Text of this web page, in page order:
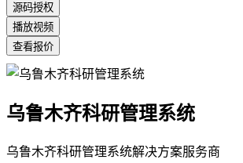
源码授权
播放视频
查看报价
乌鲁木齐科研管理系统
乌鲁木齐科研管理系统解决方案服务商